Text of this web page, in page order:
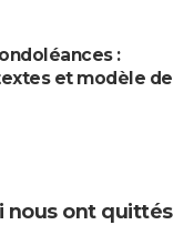
:
et modèle de
nous ont quittés